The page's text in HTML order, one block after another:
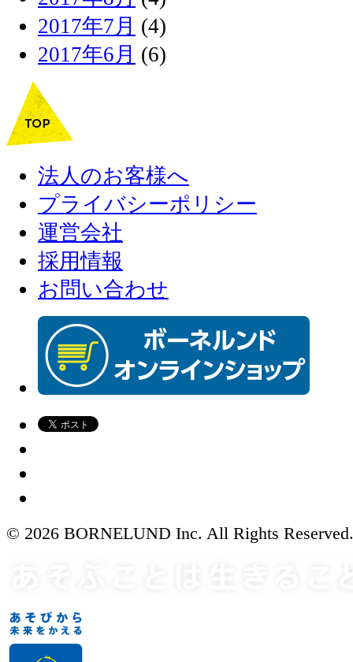
2017年7月 (4)
2017年6月 (6)
法人のお客様へ
プライバシーポリシー
運営会社
採用情報
お問い合わせ
© 2026 BORNELUND Inc. All Rights Reserved.